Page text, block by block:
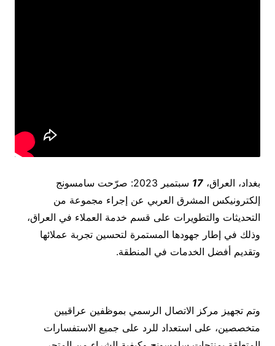
بغداد، العراق، 17
سبتمبر 2023: صرّحت سامسونج
إلكترونيكس المشرق العربي عن إجراء مجموعة من
التحديثات والتطويرات على قسم خدمة العملاء في العراق،
وذلك في إطار جهودها المستمرة لتحسين تجربة عملائها
وتقديم أفضل الخدمات في المنطقة.
وتم تجهيز مركز الاتصال الرسمي بموظفين عراقيين
متخصصين، على استعداد للرد على جميع الاستفسارات